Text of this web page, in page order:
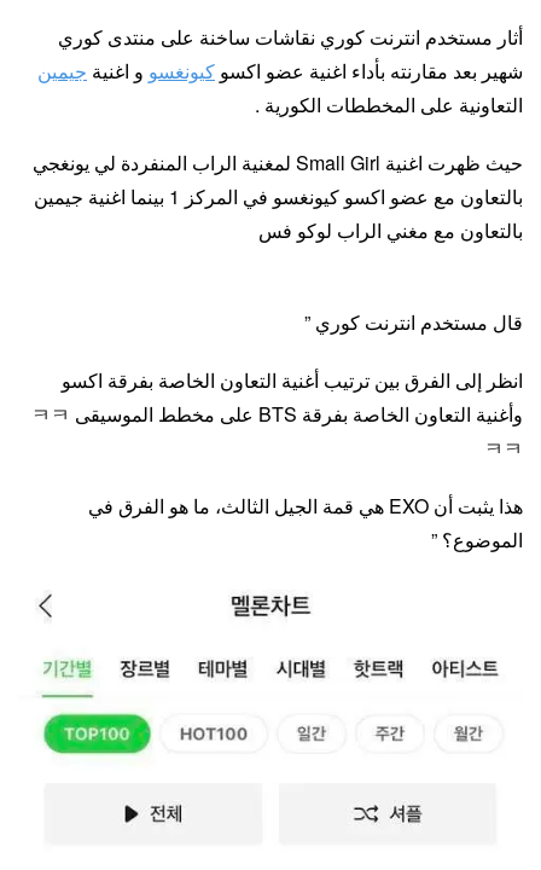
أثار مستخدم انترنت كوري نقاشات ساخنة على منتدى كوري
شهير بعد مقارنته بأداء اغنية عضو اكسو كيونغسو و اغنية جيمين
التعاونية على المخططات الكورية .
حيث ظهرت اغنية Small Girl لمغنية الراب المنفردة لي يونغجي
بالتعاون مع عضو اكسو كيونغسو في المركز 1 بينما اغنية جيمين
بالتعاون مع مغني الراب لوكو فس
قال مستخدم انترنت كوري ”
انظر إلى الفرق بين ترتيب أغنية التعاون الخاصة بفرقة اكسو
وأغنية التعاون الخاصة بفرقة BTS على مخطط الموسيقى ㅋㅋ
ㅋㅋ
هذا يثبت أن EXO هي قمة الجيل الثالث، ما هو الفرق في
الموضوع؟ ”